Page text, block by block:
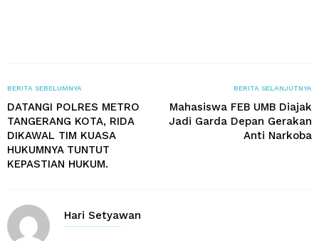
BERITA SEBELUMNYA
DATANGI POLRES METRO
TANGERANG KOTA, RIDA
DIKAWAL TIM KUASA
HUKUMNYA TUNTUT
KEPASTIAN HUKUM.
BERITA SELANJUTNYA
Mahasiswa FEB UMB Diajak
Jadi Garda Depan Gerakan
Anti Narkoba
Hari Setyawan